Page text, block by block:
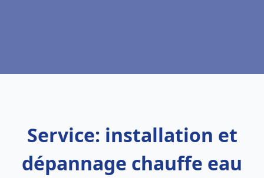
Service: installation et
dépannage chauffe eau